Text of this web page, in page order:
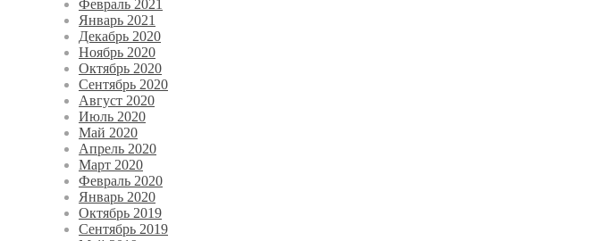
Февраль 2021
Январь 2021
Декабрь 2020
Ноябрь 2020
Октябрь 2020
Сентябрь 2020
Август 2020
Июль 2020
Май 2020
Апрель 2020
Март 2020
Февраль 2020
Январь 2020
Октябрь 2019
Сентябрь 2019